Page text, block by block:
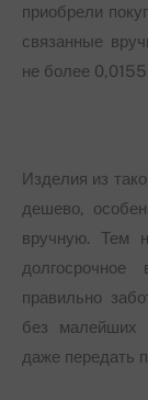
приобрели
связанные
не более
Изделия из
дешево,
вручную. Тем
правильно
без малейших
даже передать